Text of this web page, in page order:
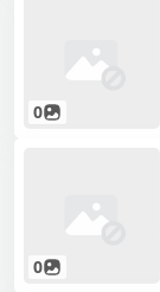
0
0